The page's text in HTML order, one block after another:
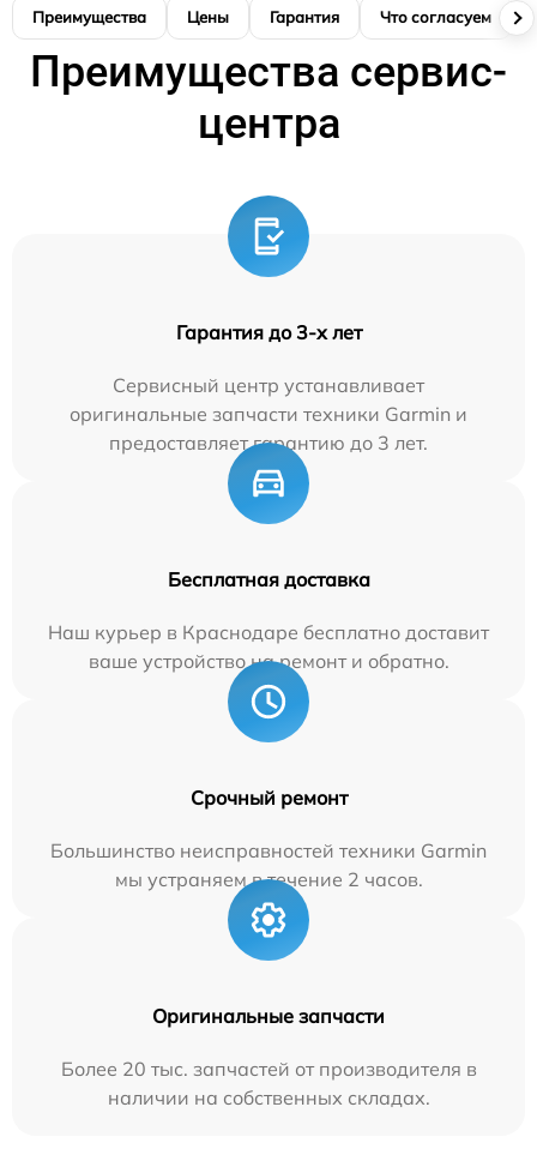
Преимущества Цены Гарантия Что согласуем
Преимущества сервис-
центра
Гарантия до 3-х лет
Сервисный центр устанавливает
оригинальные запчасти техники Garmin и
предоставляет гарантию до 3 лет.
Бесплатная доставка
Наш курьер в Краснодаре бесплатно доставит
ваше устройство на ремонт и обратно.
Срочный ремонт
Большинство неисправностей техники Garmin
мы устраняем в течение 2 часов.
Оригинальные запчасти
Более 20 тыс. запчастей от производителя в
наличии на собственных складах.